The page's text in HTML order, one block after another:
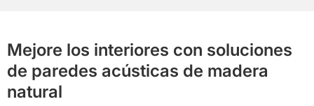
Mejore los interiores con soluciones
de paredes acústicas de madera
natural